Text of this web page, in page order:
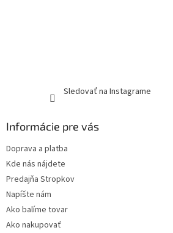
Sledovať na Instagrame
Informácie pre vás
Doprava a platba
Kde nás nájdete
Predajňa Stropkov
Napíšte nám
Ako balíme tovar
Ako nakupovať